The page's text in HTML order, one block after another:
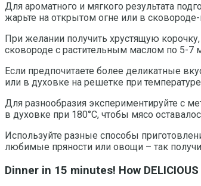
Для ароматного и мягкого результата
жарьте на открытом огне или в
При желании получить хрустящую
сковороде с растительным маслом по 5-7
Если предпочитаете более деликатные
или в духовке на решетке при
Для разнообразия экспериментируйте с
в духовке при 180°C, чтобы мясо
Используйте разные способы
любимые пряности или овощи – так
Dinner in 15 minutes! How